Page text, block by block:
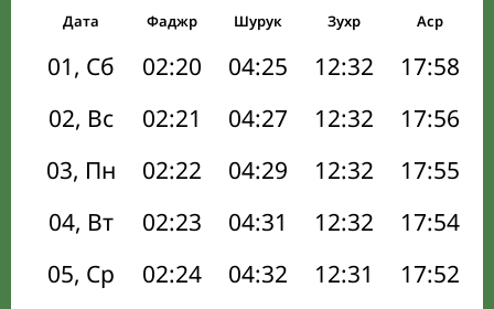
Дата Фаджр Шурук Зухр Аср
01, Сб 02:20 04:25 12:32 17:58
02, Вс
02:21 04:27 12:32 17:56
03, Пн
02:22 04:29 12:32 17:55
04, Вт
02:23 04:31 12:32 17:54
05, Ср
02:24 04:32 12:31 17:52